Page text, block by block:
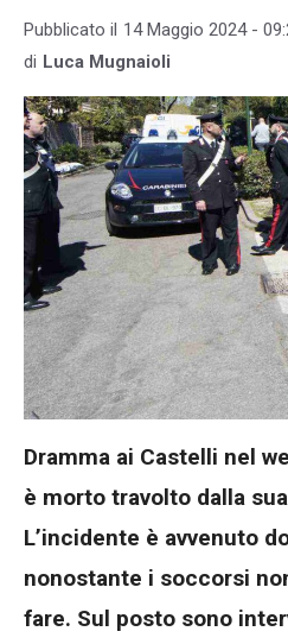
Pubblicato il 14 Maggio 2024 -
di Luca Mugnaioli
Dramma ai Castelli nel
è morto travolto dalla
L’incidente è avvenuto
nonostante i soccorsi
fare. Sul posto sono